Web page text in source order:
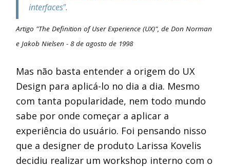
interfaces".
Artigo "The Definition of User Experience (UX)", de Don Norman
e Jakob Nielsen - 8 de agosto de 1998
Mas não basta entender a origem do UX
Design para aplicá-lo no dia a dia. Mesmo
com tanta popularidade, nem todo mundo
sabe por onde começar a aplicar a
experiência do usuário. Foi pensando nisso
que a designer de produto Larissa Kovelis
decidiu realizar um workshop interno com o